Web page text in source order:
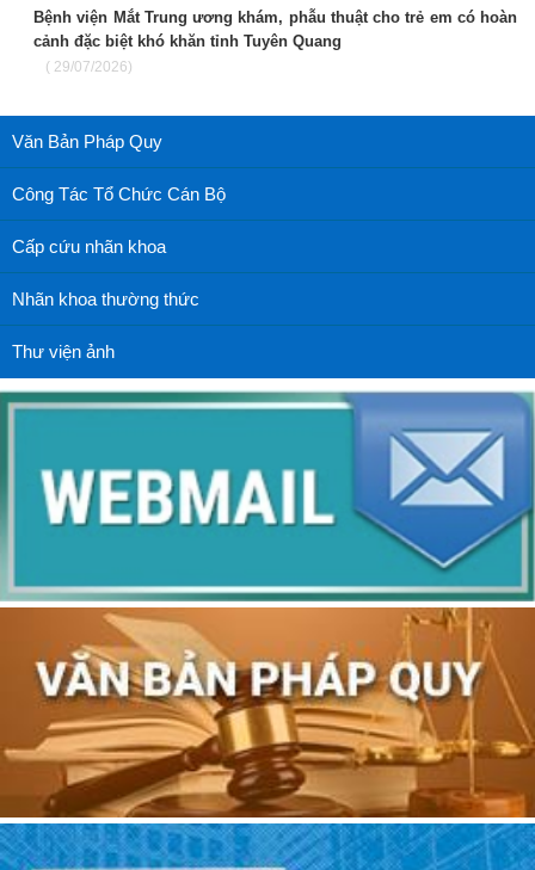
Bệnh viện Mắt Trung ương khám, phẫu thuật cho trẻ em có hoàn
cảnh đặc biệt khó khăn tỉnh Tuyên Quang
( 29/07/2026)
Văn Bản Pháp Quy
Công Tác Tổ Chức Cán Bộ
Cấp cứu nhãn khoa
Nhãn khoa thường thức
Thư viện ảnh